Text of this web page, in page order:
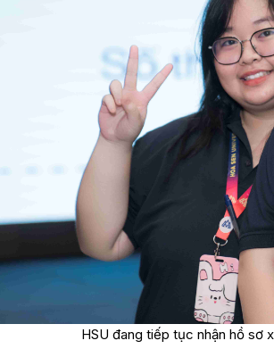
HSU đang tiếp tục nhận hồ sơ